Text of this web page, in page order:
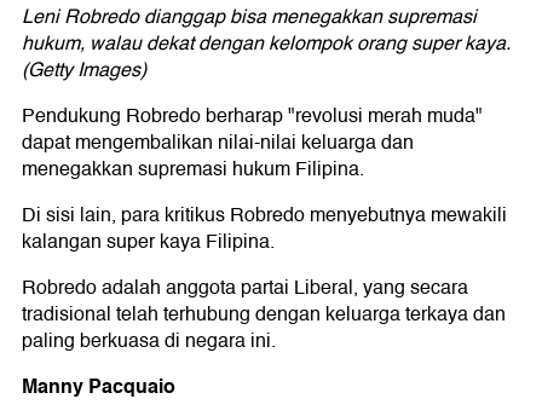
Leni Robredo dianggap bisa menegakkan supremasi
hukum, walau dekat dengan kelompok orang super kaya.
(Getty Images)
Pendukung Robredo berharap "revolusi merah muda"
dapat mengembalikan nilai-nilai keluarga dan
menegakkan supremasi hukum Filipina.
Di sisi lain, para kritikus Robredo menyebutnya mewakili
kalangan super kaya Filipina.
Robredo adalah anggota partai Liberal, yang secara
tradisional telah terhubung dengan keluarga terkaya dan
paling berkuasa di negara ini.
Manny Pacquaio